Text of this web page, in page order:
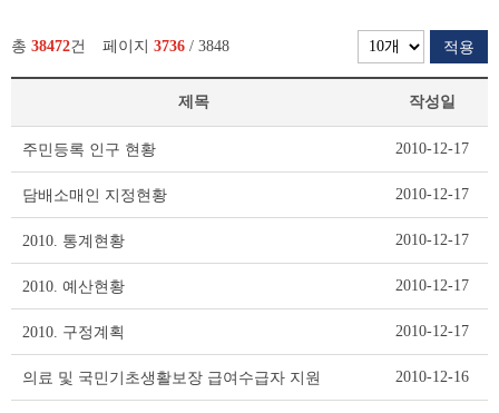
총 38472건 페이지 3736 / 3848 적용
보
표
스
테
블
제목 작성일
주민등록 인구 현황 2010-12-17
담배소매인 지정현황 2010-12-17
2010. 통계현황 2010-12-17
2010. 예산현황 2010-12-17
2010. 구정계획 2010-12-17
의료 및 국민기초생활보장 급여수급자 지원 2010-12-16